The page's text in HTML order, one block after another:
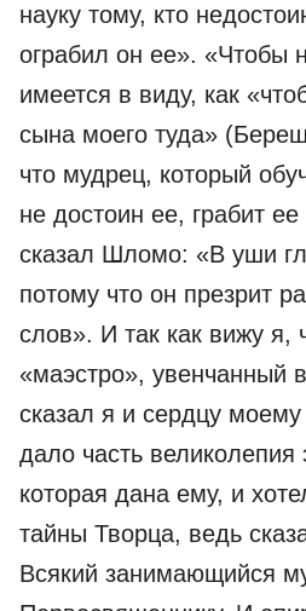
науку тому, кто
ограбил он ее». «Чтобы
имеется в виду, как
сына моего туда»
что мудрец, который
не достоин ее, грабит ее
сказал Шломо: «В уши
потому что он презрит
слов». И так как вижу я,
«маэстро», увенчанный
сказал я и сердцу
дало часть великолепия
которая дана ему, и
тайны Творца, ведь
Всякий занимающийся